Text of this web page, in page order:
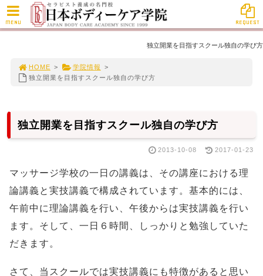
独立開業を目指すスクール独自の学び方
HOME > 学院情報
>
独立開業を目指すスクール独自の学び方
独立開業を目指すスクール独自の学び方
2013-10-08 2017-01-23
マッサージ学校の一日の講義は、その講座における理
論講義と実技講義で構成されています。基本的には、
午前中に理論講義を行い、午後からは実技講義を行い
ます。そして、一日６時間、しっかりと勉強していた
だきます。
さて、当スクールでは実技講義にも特徴があると思い
MENU REQUEST